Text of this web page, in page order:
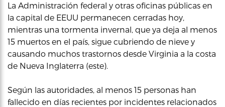
La Administración federal y otras oficinas públicas en
la capital de EEUU permanecen cerradas hoy,
mientras una tormenta invernal, que ya deja al menos
15 muertos en el país, sigue cubriendo de nieve y
causando muchos trastornos desde Virginia a la costa
de Nueva Inglaterra (este).
Según las autoridades, al menos 15 personas han
fallecido en días recientes por incidentes relacionados